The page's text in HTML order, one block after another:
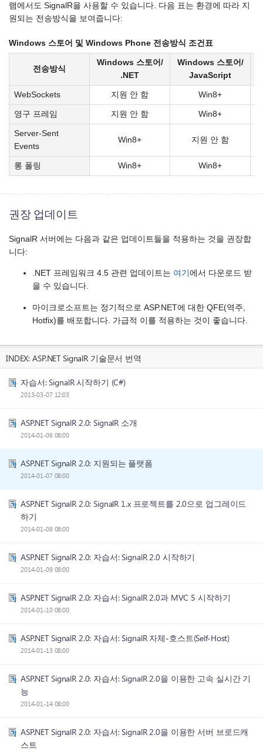
램에서도 SignalR을 사용할 수 있습니다. 다음 표는 환경에 따라 지
원되는 전송방식을 보여줍니다:
Windows 스토어 및 Windows Phone 전송방식 조건표
전송방식
Windows 스토어/
.NET
Windows 스토어/
JavaScript
WebSockets 지원 안 함 Win8+
영구 프레임 지원 안 함 Win8+
Server-Sent
Events
Win8+ 지원 안 함
롱 폴링 Win8+ Win8+
권장 업데이트
SignalR 서버에는 다음과 같은 업데이트들을 적용하는 것을 권장합
니다:
.NET 프레임워크 4.5 관련 업데이트는 여기에서 다운로드 받
을 수 있습니다.
마이크로소프트는 정기적으로 ASP.NET에 대한 QFE(역주,
Hotfix)를 배포합니다. 가급적 이를 적용하는 것이 좋습니다.
INDEX:ASP.NET SignalR 기술문서 번역
자습서: SignalR 시작하기 (C#)
2013-03-07 12:03
ASP.NET SignalR 2.0: SignalR 소개
2014-01-06 08:00
ASP.NET SignalR 2.0: 지원되는 플랫폼
2014-01-07 08:00
ASP.NET SignalR 2.0: SignalR 1.x 프로젝트를 2.0으로 업그레이드
하기
2014-01-08 08:00
ASP.NET SignalR 2.0: 자습서: SignalR 2.0 시작하기
2014-01-09 08:00
ASP.NET SignalR 2.0: 자습서: SignalR 2.0과 MVC 5 시작하기
2014-01-10 08:00
ASP.NET SignalR 2.0: 자습서: SignalR 자체-호스트(Self-Host)
2014-01-13 08:00
ASP.NET SignalR 2.0: 자습서: SignalR 2.0을 이용한 고속 실시간 기
능
2014-01-14 08:00
ASP.NET SignalR 2.0: 자습서: SignalR 2.0을 이용한 서버 브로드캐
스트